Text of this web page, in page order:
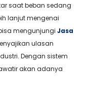
saat beban sedang
lanjut mengenai
mengunjungi Jasa
ulasan
Dengan sistem
akan adanya